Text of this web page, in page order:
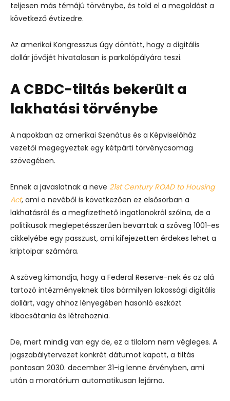
teljesen más témájú törvénybe, és told el a megoldást a
következő évtizedre.
Az amerikai Kongresszus úgy döntött, hogy a digitális
dollár jövőjét hivatalosan is parkolópályára teszi.
A CBDC-tiltás bekerült a
lakhatási törvénybe
A napokban az amerikai Szenátus és a Képviselőház
vezetői megegyeztek egy kétpárti törvénycsomag
szövegében.
Ennek a javaslatnak a neve 21st Century ROAD to Housing
Act, ami a nevéből is következően ez elsősorban a
lakhatásról és a megfizethető ingatlanokról szólna, de a
politikusok meglepetésszerűen bevarrtak a szöveg 1001-es
cikkelyébe egy passzust, ami kifejezetten érdekes lehet a
kriptoipar számára.
A szöveg kimondja, hogy a Federal Reserve-nek és az alá
tartozó intézményeknek tilos bármilyen lakossági digitális
dollárt, vagy ahhoz lényegében hasonló eszközt
kibocsátania és létrehoznia.
De, mert mindig van egy de, ez a tilalom nem végleges. A
jogszabálytervezet konkrét dátumot kapott, a tiltás
pontosan 2030. december 31-ig lenne érvényben, ami
után a moratórium automatikusan lejárna.